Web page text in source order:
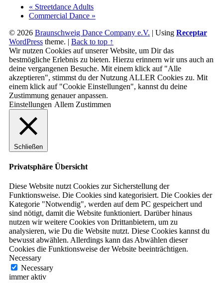
« Streetdance Adults
Commercial Dance »
© 2026 Braunschweig Dance Company e.V. | Using Receptar
WordPress theme. | Back to top ↑
Wir nutzen Cookies auf unserer Website, um Dir das
bestmögliche Erlebnis zu bieten. Hierzu erinnern wir uns auch an
deine vergangenen Besuche. Mit einem klick auf "Alle
akzeptieren", stimmst du der Nutzung ALLER Cookies zu. Mit
einem klick auf "Cookie Einstellungen", kannst du deine
Zustimmung genauer anpassen.
Einstellungen Allem Zustimmen
Schließen
Privatsphäre Übersicht
Diese Website nutzt Cookies zur Sicherstellung der
Funktionsweise. Die Cookies sind kategorisiert. Die Cookies der
Kategorie "Notwendig", werden auf dem PC gespeichert und
sind nötigt, damit die Website funktioniert. Darüber hinaus
nutzen wir weitere Cookies von Drittanbietern, um zu
analysieren, wie Du die Website nutzt. Diese Cookies kannst du
bewusst abwählen. Allerdings kann das Abwählen dieser
Cookies die Funktionsweise der Website beeinträchtigen.
Necessary
Necessary
immer aktiv